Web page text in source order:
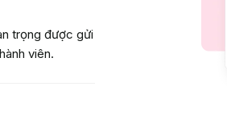
trọng được gửi
viên.